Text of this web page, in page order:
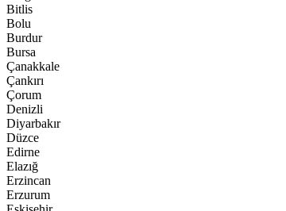
Bitlis
Bolu
Burdur
Bursa
Çanakkale
Çankırı
Çorum
Denizli
Diyarbakır
Düzce
Edirne
Elazığ
Erzincan
Erzurum